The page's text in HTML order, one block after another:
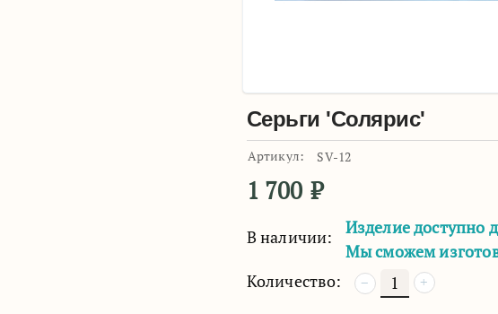
Серьги 'Солярис'
Артикул: SV-12
1 700 ₽
В наличии:
Изделие доступно
Мы сможем
Количество:
+
−